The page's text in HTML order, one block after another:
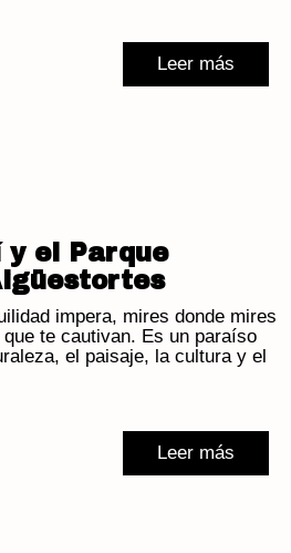
Leer más
y el Parque
impera, mires donde mires
te cautivan. Es un paraíso
el paisaje, la cultura y el
Leer más